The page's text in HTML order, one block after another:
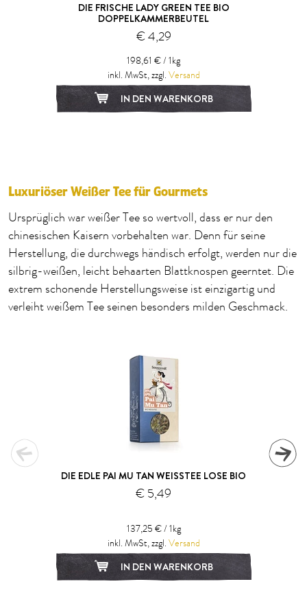
DIE FRISCHE LADY GREEN TEE BIO
DOPPELKAMMERBEUTEL
€ 4,29
198,61 € / 1kg
inkl. MwSt, zzgl. Versand
IN DEN WARENKORB
Luxuriöser Weißer Tee für Gourmets
Ursprüglich war weißer Tee so wertvoll, dass er nur den
chinesischen Kaisern vorbehalten war. Denn für seine
Herstellung, die durchwegs händisch erfolgt, werden nur die
silbrig-weißen, leicht behaarten Blattknospen geerntet. Die
extrem schonende Herstellungsweise ist einzigartig und
verleiht weißem Tee seinen besonders milden Geschmack.
DIE EDLE PAI MU TAN WEISSTEE LOSE BIO
€ 5,49
137,25 € / 1kg
inkl. MwSt, zzgl. Versand
IN DEN WARENKORB